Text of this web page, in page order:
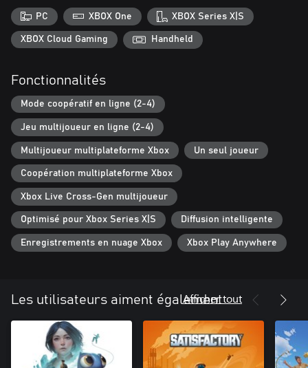
PC XBOX One XBOX Series X|S
XBOX Cloud Gaming Handheld
Fonctionnalités
Mode coopératif en ligne (2-4)
Jeu multijoueur en ligne (2-4)
Multijoueur multiplateforme Xbox Un seul joueur
Coopération multiplateforme Xbox
Xbox Live Cross-Gen multijoueur
Optimisé pour Xbox Series X|S Diffusion intelligente
Enregistrements en nuage Xbox Xbox Play Anywhere
Les utilisateurs aiment également
Afficher tout